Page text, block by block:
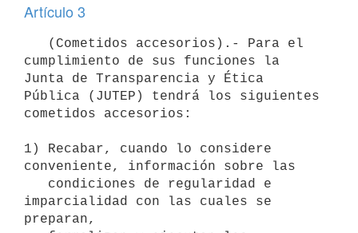
Artículo 3
cumplimiento de sus funciones la
Junta de Transparencia y Ética
Pública (JUTEP) tendrá los siguientes
cometidos accesorios:
1) Recabar, cuando lo considere
conveniente, información sobre las
imparcialidad con las cuales se
preparan,